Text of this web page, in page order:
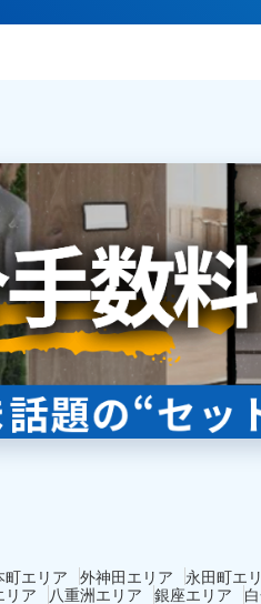
町エリア 外神田エリア
永田町エ
リア 八重洲エリア 銀座エリア